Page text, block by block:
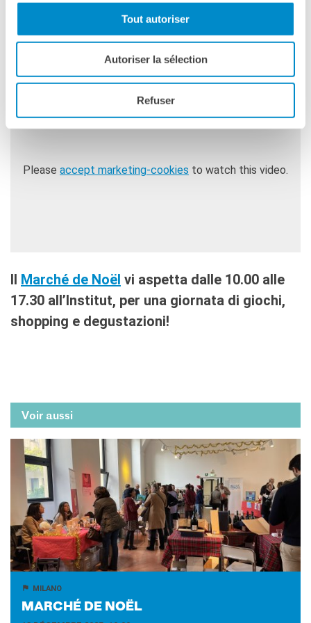
Tout autoriser
Autoriser la sélection
Refuser
VERSIONE ORIGINALE FRANCESE
SENZA SOTTOTITOLI
Please accept marketing-cookies to watch this video.
Il Marché de Noël vi aspetta dalle 10.00 alle
17.30 all’Institut, per una giornata di giochi,
shopping e degustazioni!
Voir aussi
MILANO
MAR­CHÉ DE NOËL